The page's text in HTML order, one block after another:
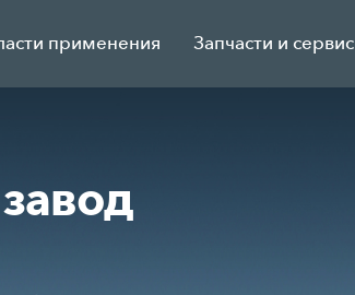
применения Запчасти и сервис